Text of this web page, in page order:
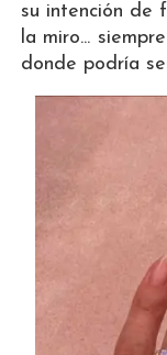
su intención de
la miro...
donde podría